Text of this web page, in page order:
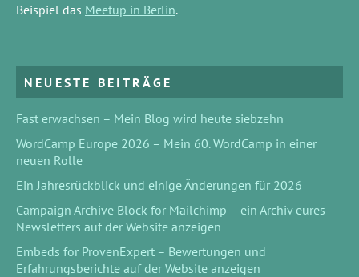
Beispiel das Meetup in Berlin.
NEUESTE BEITRÄGE
Fast erwachsen – Mein Blog wird heute siebzehn
WordCamp Europe 2026 – Mein 60. WordCamp in einer
neuen Rolle
Ein Jahresrückblick und einige Änderungen für 2026
Campaign Archive Block for Mailchimp – ein Archiv eures
Newsletters auf der Website anzeigen
Embeds for ProvenExpert – Bewertungen und
Erfahrungsberichte auf der Website anzeigen